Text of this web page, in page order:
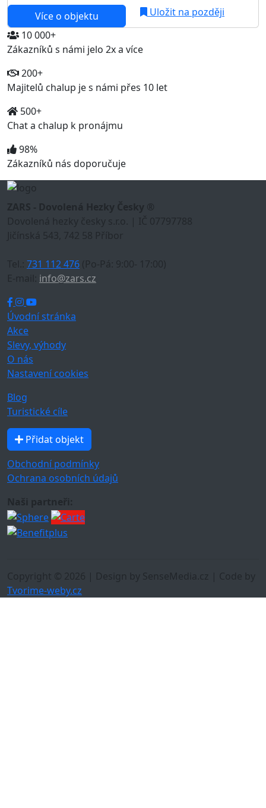
Více o objektu
Uložit na později
10 000+
Zákazníků s námi jelo 2x a více
200+
Majitelů chalup je s námi přes 10 let
500+
Chat a chalup k pronájmu
98%
Zákazníků nás doporučuje
ZARS - Dovolená Hezky Česky ®
Dovolená hezky česky s.r.o. | IČ 07797788
Jičínská 543, 742 58 Příbor
Tel.: 731 112 476 (Po-Pá: 9:00- 17:00)
E-mail: info@zars.cz
Úvodní stránka
Akce
Slevy, výhody
O nás
Nastavení cookies
Blog
Turistické cíle
Přidat objekt
Obchodní podmínky
Ochrana osobních údajů
Naši partneři:
Copyright © 2026 | Design by SenseMedia.cz | Code by
Tvorime-weby.cz